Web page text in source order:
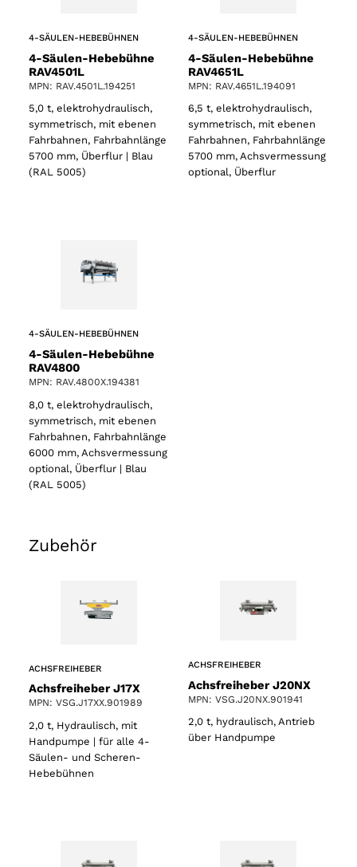
4-SÄULEN-HEBEBÜHNEN
4-Säulen-Hebebühne
RAV4501L
MPN: RAV.4501L.194251
5,0 t, elektrohydraulisch,
symmetrisch, mit ebenen
Fahrbahnen, Fahrbahnlänge
5700 mm, Überflur | Blau
(RAL 5005)
4-SÄULEN-HEBEBÜHNEN
4-Säulen-Hebebühne
RAV4651L
MPN: RAV.4651L.194091
6,5 t, elektrohydraulisch,
symmetrisch, mit ebenen
Fahrbahnen, Fahrbahnlänge
5700 mm, Achsvermessung
optional, Überflur
4-SÄULEN-HEBEBÜHNEN
4-Säulen-Hebebühne
RAV4800
MPN: RAV.4800X.194381
8,0 t, elektrohydraulisch,
symmetrisch, mit ebenen
Fahrbahnen, Fahrbahnlänge
6000 mm, Achsvermessung
optional, Überflur | Blau
(RAL 5005)
Zubehör
ACHSFREIHEBER
Achsfreiheber J17X
MPN: VSG.J17XX.901989
2,0 t, Hydraulisch, mit
Handpumpe | für alle 4-
Säulen- und Scheren-
Hebebühnen
ACHSFREIHEBER
Achsfreiheber J20NX
MPN: VSG.J20NX.901941
2,0 t, hydraulisch, Antrieb
über Handpumpe